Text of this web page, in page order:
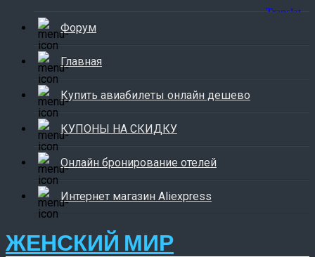
Форум
Главная
Купить авиабилеты онлайн дешево
КУПОНЫ НА СКИДКУ
Онлайн бронирование отелей
Интернет магазин Aliexpress
ЖЕНСКИЙ МИР